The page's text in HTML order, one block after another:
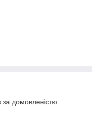
домовленістю